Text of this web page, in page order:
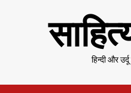
हिन्दी और